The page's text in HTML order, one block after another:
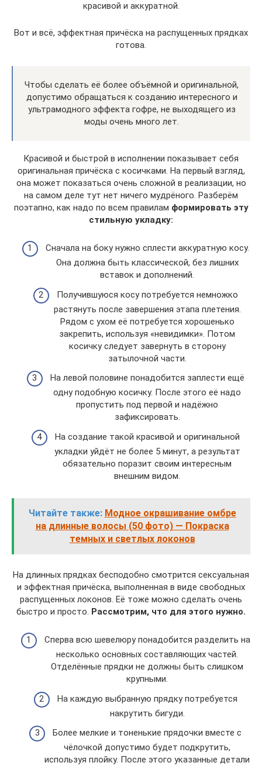
красивой и аккуратной.
Вот и всё, эффектная причёска на распущенных прядках
готова.
Чтобы сделать её более объёмной и оригинальной,
допустимо обращаться к созданию интересного и
ультрамодного эффекта гофре, не выходящего из
моды очень много лет.
Красивой и быстрой в исполнении показывает себя
оригинальная причёска с косичками. На первый взгляд,
она может показаться очень сложной в реализации, но
на самом деле тут нет ничего мудрёного. Разберём
поэтапно, как надо по всем правилам формировать эту
стильную укладку:
Сначала на боку нужно сплести аккуратную косу.
Она должна быть классической, без лишних
вставок и дополнений.
Получившуюся косу потребуется немножко
растянуть после завершения этапа плетения.
Рядом с ухом её потребуется хорошенько
закрепить, используя «невидимки». Потом
косичку следует завернуть в сторону
затылочной части.
На левой половине понадобится заплести ещё
одну подобную косичку. После этого её надо
пропустить под первой и надёжно
зафиксировать.
На создание такой красивой и оригинальной
укладки уйдёт не более 5 минут, а результат
обязательно поразит своим интересным
внешним видом.
Читайте также: Модное окрашивание омбре
на длинные волосы (50 фото) — Покраска
темных и светлых локонов
На длинных прядках бесподобно смотрится сексуальная
и эффектная причёска, выполненная в виде свободных
распущенных локонов. Её тоже можно сделать очень
быстро и просто. Рассмотрим, что для этого нужно.
Сперва всю шевелюру понадобится разделить на
несколько основных составляющих частей.
Отделённые прядки не должны быть слишком
крупными.
На каждую выбранную прядку потребуется
накрутить бигуди.
Более мелкие и тоненькие прядочки вместе с
чёлочкой допустимо будет подкрутить,
используя плойку. После этого указанные детали